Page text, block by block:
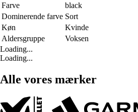
Farve
black
Dominerende farve Sort
Køn
Kvinde
Aldersgruppe
Voksen
Loading...
Loading...
Alle vores mærker